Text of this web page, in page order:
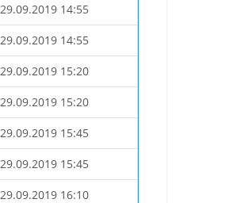
29.09.2019 14:55
29.09.2019 14:55
29.09.2019 15:20
29.09.2019 15:20
29.09.2019 15:45
29.09.2019 15:45
29.09.2019 16:10